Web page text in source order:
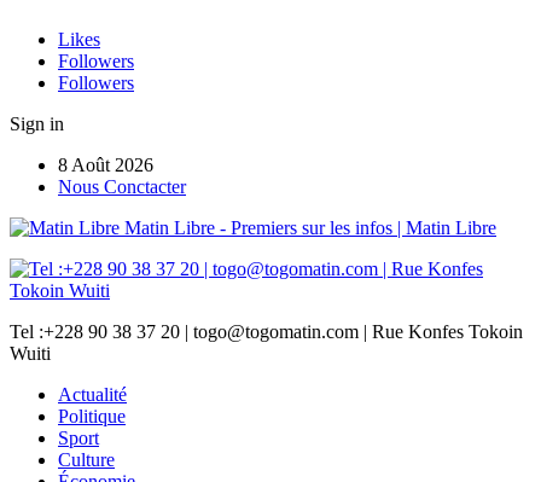
Likes
Followers
Followers
Sign in
8 Août 2026
Nous Conctacter
Matin Libre - Premiers sur les infos | Matin Libre
Tel :+228 90 38 37 20 | togo@togomatin.com | Rue Konfes Tokoin
Wuiti
Actualité
Politique
Sport
Culture